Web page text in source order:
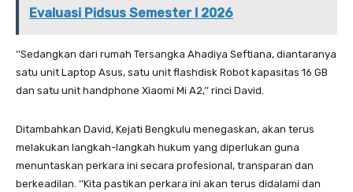
Evaluasi Pidsus Semester I 2026
‘’Sedangkan dari rumah Tersangka Ahadiya Seftiana, diantaranya
satu unit Laptop Asus, satu unit flashdisk Robot kapasitas 16 GB
dan satu unit handphone Xiaomi Mi A2,’’ rinci David.
Ditambahkan David, Kejati Bengkulu menegaskan, akan terus
melakukan langkah-langkah hukum yang diperlukan guna
menuntaskan perkara ini secara profesional, transparan dan
berkeadilan. ‘’Kita pastikan perkara ini akan terus didalami dan